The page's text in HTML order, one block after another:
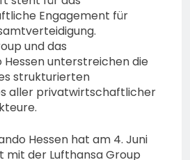
Engagement für
und das
Hessen unterstreichen die
strukturierten
aller privatwirtschaftlicher
Hessen hat am 4. Juni
mit der Lufthansa Group